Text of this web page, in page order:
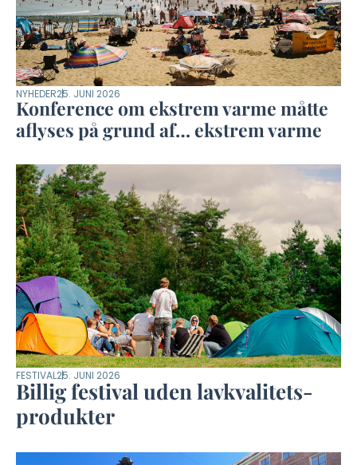
NYHEDER25. JUNI 2026
Konference om ekstrem varme måtte
aflyses på grund af… ekstrem varme
FESTIVAL25. JUNI 2026
Billig festival uden lavkvalitets-
produkter